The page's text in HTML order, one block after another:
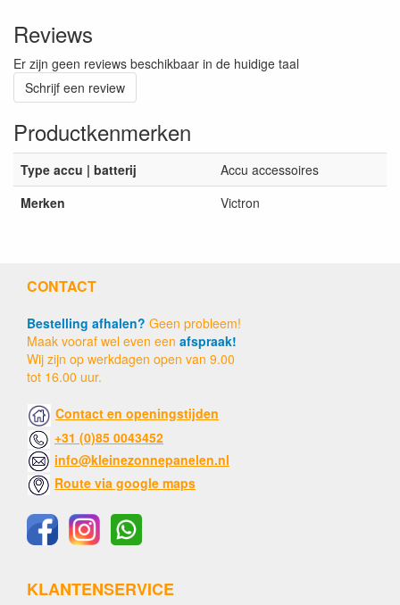
Reviews
Er zijn geen reviews beschikbaar in de huidige taal
Schrijf een review
Productkenmerken
Type accu | batterij
Accu accessoires
Merken
Victron
CONTACT
Bestelling afhalen? Geen probleem!
Maak vooraf wel even een afspraak!
Wij zijn op werkdagen open van 9.00
tot 16.00 uur.
Contact en openingstijden
+31 (0)85 0043452
info@kleinezonnepanelen.nl
Route via google maps
KLANTENSERVICE